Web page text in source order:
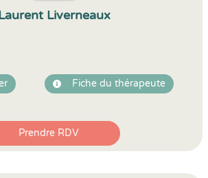
Liverneaux
Fiche du thérapeute
Prendre RDV